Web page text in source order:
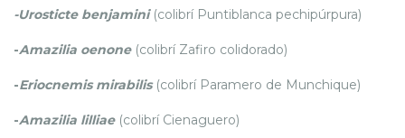
-Urosticte benjamini (colibrí Puntiblanca pechipúrpura)
-Amazilia oenone(colibrí Zafiro colidorado)
-Eriocnemis mirabilis(colibrí Paramero de Munchique)
-Amazilia lilliae(colibrí Cienaguero)